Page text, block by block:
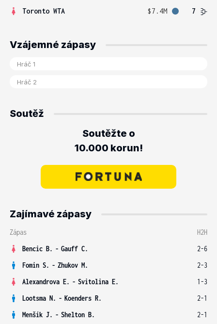
Toronto WTA
$7.4M 7
Vzájemné zápasy
Soutěž
Soutěžte o
10.000 korun!
Zajímavé zápasy
Zápas
H2H
Bencic B. - Gauff C.
2-6
Fomin S. - Zhukov M.
2-3
Alexandrova E. - Svitolina E.
1-3
Lootsma N. - Koenders R.
2-1
Menšík J. - Shelton B.
2-1